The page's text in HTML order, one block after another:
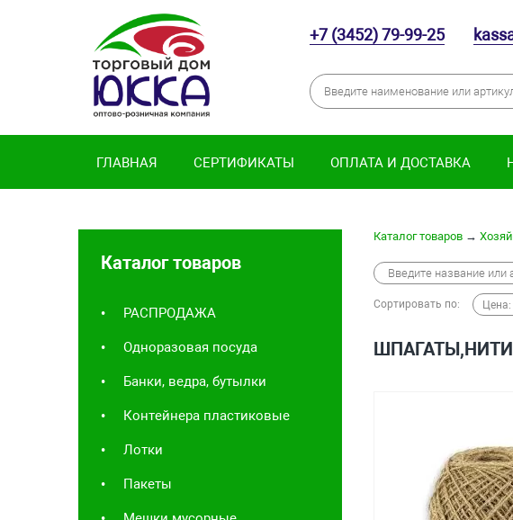
+7 (3452) 79-99-25
ГЛАВНАЯ СЕРТИФИКАТЫ ОПЛАТА И ДОСТАВКА
Каталог товаров
РАСПРОДАЖА
Одноразовая посуда
Банки, ведра, бутылки
Контейнера пластиковые
Лотки
Пакеты
Каталог товаров→
Cортировать по:
ШПАГАТЫ,НИТИ